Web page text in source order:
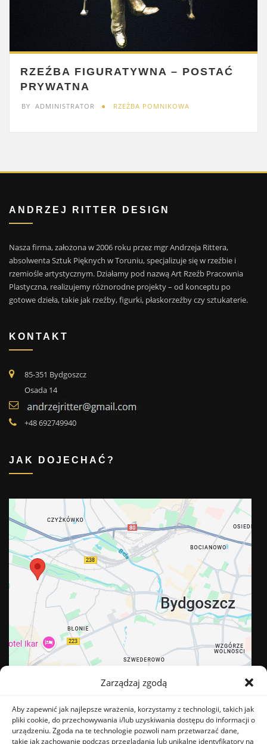
Zarządzaj zgodą
Aby zapewnić jak najlepsze wrażenia, korzystamy z technologii, takich jak
pliki cookie, do przechowywania i/lub uzyskiwania dostępu do informacji o
urządzeniu. Zgoda na te technologie pozwoli nam przetwarzać dane,
takie jak zachowanie podczas przeglądania lub unikalne identyfikatory na
RZEŹBA FIGURATYWNA – POSTAĆ
PRYWATNA
BY ADMINISTRATOR RZEŹBA POMNIKOWA
ANDRZEJ RITTER DESIGN
Nasza firma, założona w 2006 roku przez mgr Andrzeja Rittera,
absolwenta Sztuk Pięknych w Toruniu, specjalizuje się w rzeźbie i
rzemiośle artystycznym. Działamy pod nazwą Art Rzeźb Pracownia
Plastyczna, realizujemy różnorodne projekty – od konceptu po
gotowe dzieła, takie jak rzeźby, figurki, płaskorzeźby czy sztukaterie.
KONTAKT
85-351 Bydgoszcz
Osada 14
+48 692749940
JAK DOJECHAĆ?